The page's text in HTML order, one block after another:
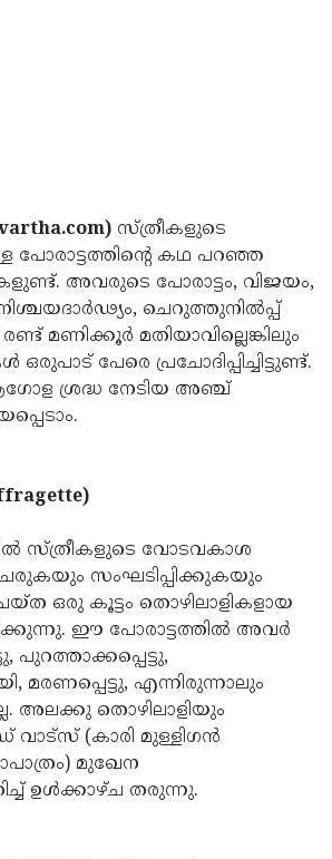
സ്ത്രീകളുടെ
പോരാട്ടത്തിന്റെ കഥ പറഞ്ഞ
അവരുടെ പോരാട്ടം, വിജയം,
ചെറുത്തുനിൽപ്പ്
മണിക്കൂർ മതിയാവില്ലെങ്കിലും
പേരെ പ്രചോദിപ്പിച്ചിട്ടുണ്ട്.
ശ്രദ്ധ നേടിയ അഞ്ച്
സ്ത്രീകളുടെ വോടവകാശ
സംഘടിപ്പിക്കുകയും
ഒരു കൂട്ടം തൊഴിലാളികളായ
ഈ പോരാട്ടത്തിൽ അവർ
പുറത്താക്കപ്പെട്ടു,
മരണപ്പെട്ടു, എന്നിരുന്നാലും
അലക്കു തൊഴിലാളിയും
(കാരി മുള്ളിഗൻ
മുഖേന
ഉൾക്കാഴ്ച തരുന്നു.